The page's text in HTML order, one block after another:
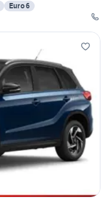
Euro 6